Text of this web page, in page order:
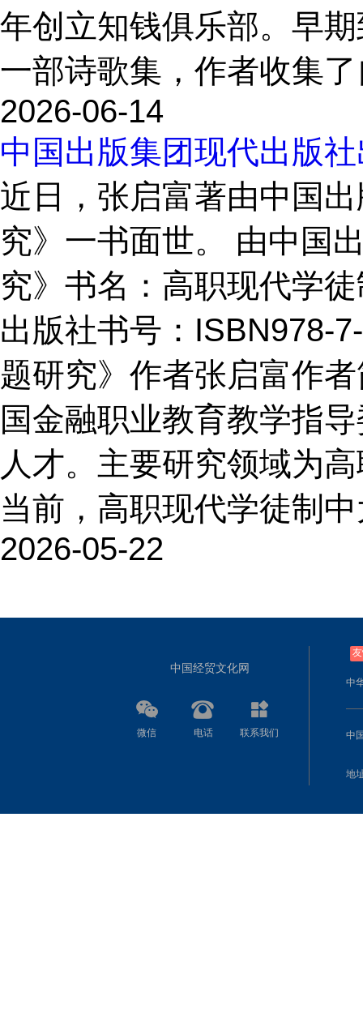
年创立知钱俱乐部。早
一部诗歌集，作者收集
2026-06-14
中国出版集团现代出版
近日，张启富著由中国
究》一书面世。 由中国
究》书名：高职现代学
出版社书号：ISBN978-
题研究》作者张启富作
国金融职业教育教学指
人才。主要研究领域为
当前，高职现代学徒制
2026-05-22
中国经贸文化网
微信 电话 联系我们
中
中
地